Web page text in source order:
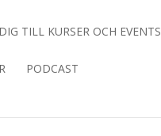
TILL KURSER OCH EVENTS
PODCAST